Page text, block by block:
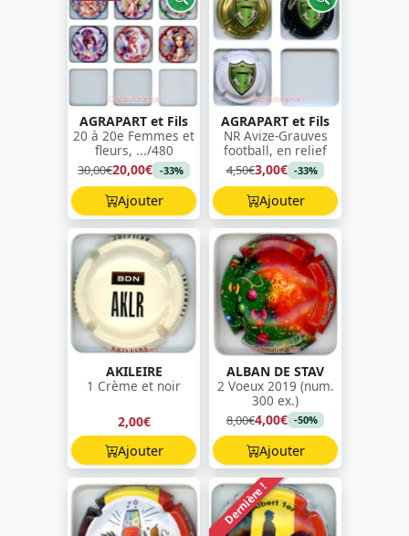
AGRAPART et Fils
20 à 20e Femmes et
fleurs, .../480
30,00€20,00€ -33%
Ajouter
AGRAPART et Fils
NR Avize-Grauves
football, en relief
4,50€3,00€ -33%
Ajouter
AKILEIRE
1 Crème et noir
2,00€
Ajouter
ALBAN DE STAV
2 Voeux 2019 (num.
300 ex.)
8,00€4,00€ -50%
Ajouter
Dernière !